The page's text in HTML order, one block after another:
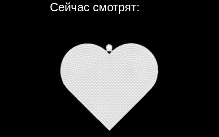
Сейчас смотрят: